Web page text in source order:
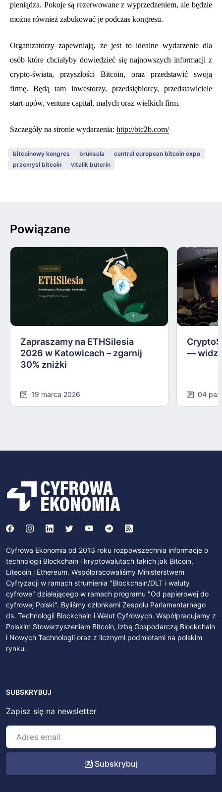
pieniądza. Pokoje są rezerwowane z wyprzedzeniem, ale będzie
można również zabukować je podczas kongresu.
Organizatorzy zapewniają, że jest to idealne wydarzenie dla
osób które chciałyby dowiedzieć się najnowszych informacji z
crypto-świata, przyszłości Bitcoin, oraz przedstawić swoją
firmę. Będą tam inwestorzy, przedsiębiorcy, przedstawiciele
start-upów, venture capital, małych oraz wielkich firm.
Szczegóły na stronie wydarzenia: http://btc2b.com/
bitcoinowy kongres bruksela
central european bitcoin expo
przemysł bitcoin
vitalik buterin
Powiązane
Zapraszamy na ETHSilesia
2026 w Katowicach – zgarnij
30% zniżki
19 marca 2026
—
04
Cyfrowa Ekonomia od 2013 roku rozpowszechnia informacje o
technologii Blockchain i kryptowalutach takich jak Bitcoin,
Litecoin i Ethereum. Współpracowaliśmy Ministerstwem
Cyfryzacji w ramach strumienia "Blockchain/DLT i waluty
cyfrowe" działającego w ramach programu "Od papierowej do
cyfrowej Polski". Byliśmy członkami Zespołu Parlamentarnego
ds. Technologii Blockchain i Walut Cyfrowych. Współpracujemy z
Polskim Stowarzyszeniem Bitcoin, Izbą Gospodarczą Blockchain
i Nowych Technologii oraz z licznymi podmiotami na polskim
rynku.
SUBSKRYBUJ
Zapisz się na newsletter
Subskrybuj